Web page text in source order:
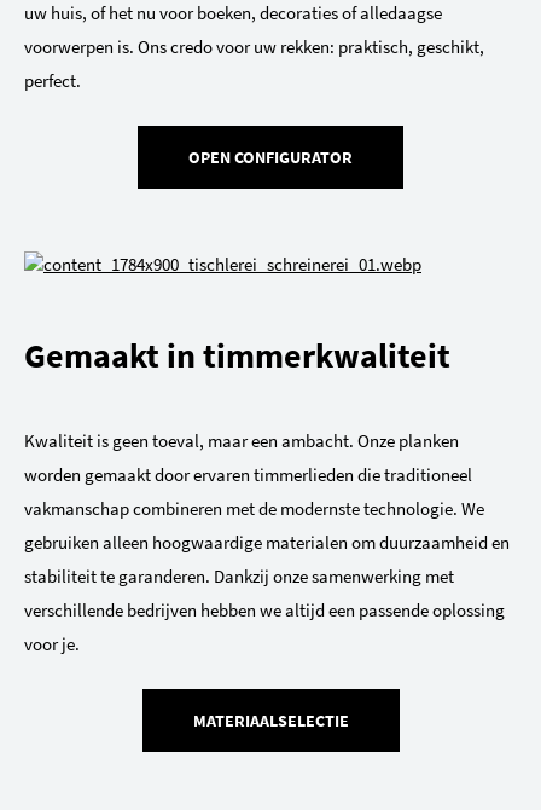
uw huis, of het nu voor boeken, decoraties of alledaagse
voorwerpen is. Ons credo voor uw rekken: praktisch, geschikt,
perfect.
OPEN CONFIGURATOR
Gemaakt in timmerkwaliteit
Kwaliteit is geen toeval, maar een ambacht. Onze planken
worden gemaakt door ervaren timmerlieden die traditioneel
vakmanschap combineren met de modernste technologie. We
gebruiken alleen hoogwaardige materialen om duurzaamheid en
stabiliteit te garanderen. Dankzij onze samenwerking met
verschillende bedrijven hebben we altijd een passende oplossing
voor je.
MATERIAALSELECTIE